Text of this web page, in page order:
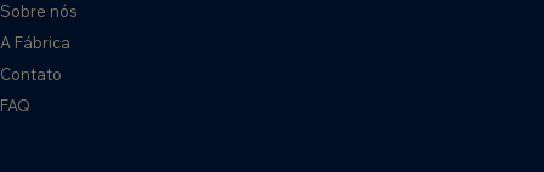
Sobre nós
A Fábrica
Contato
FAQ